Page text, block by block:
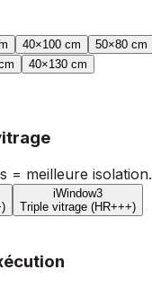
40×100 cm 50×80 cm
40×130 cm
= meilleure isolation.
iWindow3
Triple vitrage (HR+++)